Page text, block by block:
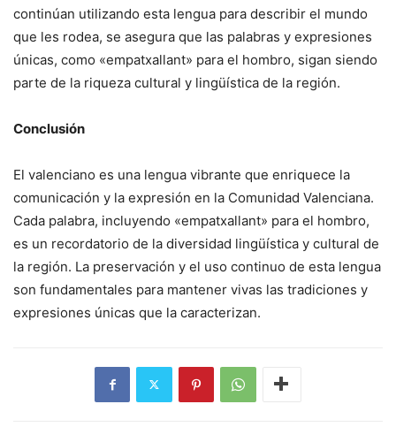
continúan utilizando esta lengua para describir el mundo
que les rodea, se asegura que las palabras y expresiones
únicas, como «empatxallant» para el hombro, sigan siendo
parte de la riqueza cultural y lingüística de la región.
Conclusión
El valenciano es una lengua vibrante que enriquece la
comunicación y la expresión en la Comunidad Valenciana.
Cada palabra, incluyendo «empatxallant» para el hombro,
es un recordatorio de la diversidad lingüística y cultural de
la región. La preservación y el uso continuo de esta lengua
son fundamentales para mantener vivas las tradiciones y
expresiones únicas que la caracterizan.